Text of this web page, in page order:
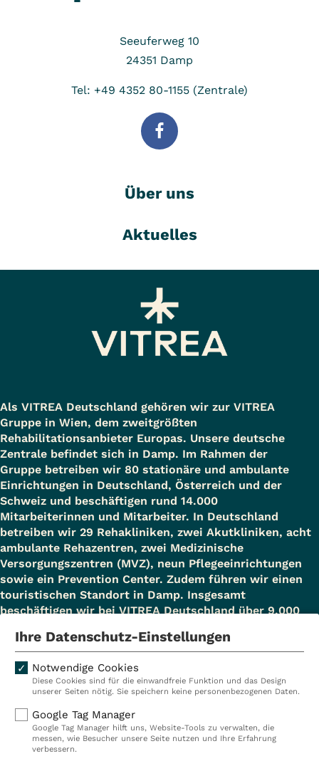
Seeuferweg 10
24351 Damp
Tel: +49 4352 80-1155 (Zentrale)
Über uns
Aktuelles
Als VITREA Deutschland gehören wir zur VITREA
Gruppe in Wien, dem zweitgrößten
Rehabilitationsanbieter Europas. Unsere deutsche
Zentrale befindet sich in Damp. Im Rahmen der
Gruppe betreiben wir 80 stationäre und ambulante
Einrichtungen in Deutschland, Österreich und der
Schweiz und beschäftigen rund 14.000
Mitarbeiterinnen und Mitarbeiter. In Deutschland
betreiben wir 29 Rehakliniken, zwei Akutkliniken, acht
ambulante Rehazentren, zwei Medizinische
Versorgungszentren (MVZ), neun Pflegeeinrichtungen
sowie ein Prevention Center. Zudem führen wir einen
touristischen Standort in Damp. Insgesamt
beschäftigen wir bei VITREA Deutschland über 9.000
Kliniken
Ambulant
Reha
Prävention
Karriere
VITREA Deutschland
Ihre Datenschutz-Einstellungen
Notwendige Cookies
Diese Cookies sind für die einwandfreie Funktion und das Design
unserer Seiten nötig. Sie speichern keine personenbezogenen Daten.
Google Tag Manager
Google Tag Manager hilft uns, Website-Tools zu verwalten, die
messen, wie Besucher unsere Seite nutzen und Ihre Erfahrung
verbessern.